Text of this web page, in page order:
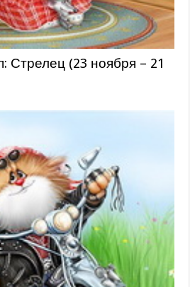
Стрелец (23 ноября – 21